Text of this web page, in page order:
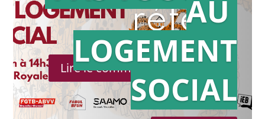
référé
Lire le communiqué de presse
AU
LOGEMENT
SOCIAL